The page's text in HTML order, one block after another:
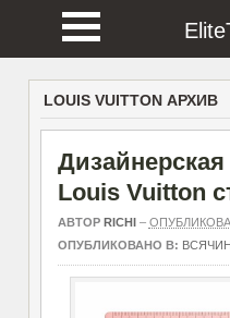
LOUIS VUITTON АРХИВ
Louis Vuitton
АВТОР RICHI–
ОПУБЛИКОВАНО В: